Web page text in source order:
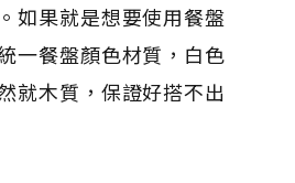
如果就是想要使用餐盤
一餐盤顏色材質，白色
就木質，保證好搭不出